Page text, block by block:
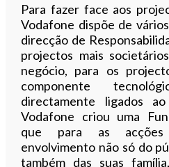
Para fazer face aos
Vodafone dispõe de
direcção de
projectos mais
negócio, para os
componente
directamente ligados
Vodafone criou uma
que para as
envolvimento não só do
também das suas